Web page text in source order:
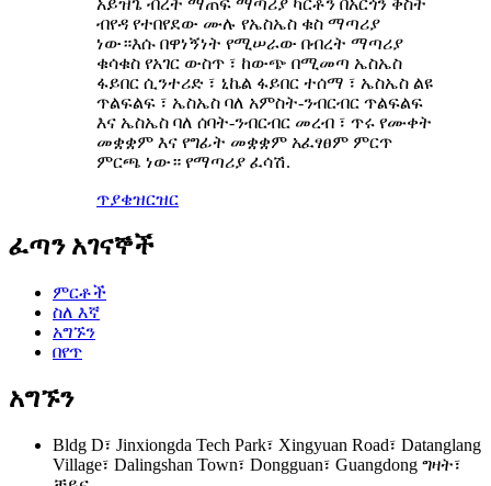
አይዝጌ ብረት ማጠፍ ማጣሪያ ካርቶን በአርጎን ቅስት
ብየዳ የተበየደው ሙሉ የኤስኤስ ቁስ ማጣሪያ
ነው።እሱ በዋነኝነት የሚሠራው በብረት ማጣሪያ
ቁሳቁስ የአገር ውስጥ ፣ ከውጭ በሚመጣ ኤስኤስ
ፋይበር ሲንተሪድ ፣ ኒኬል ፋይበር ተሰማ ፣ ኤስኤስ ልዩ
ጥልፍልፍ ፣ ኤስኤስ ባለ አምስት-ንብርብር ጥልፍልፍ
እና ኤስኤስ ባለ ሰባት-ንብርብር መረብ ፣ ጥሩ የሙቀት
መቋቋም እና የግፊት መቋቋም አፈፃፀም ምርጥ
ምርጫ ነው። የማጣሪያ ፈሳሽ.
ጥያቄዝርዝር
ፈጣን አገናኞች
ምርቶች
ስለ እኛ
አግኙን
በየጥ
አግኙን
Bldg D፣ Jinxiongda Tech Park፣ Xingyuan Road፣ Datanglang
Village፣ Dalingshan Town፣ Dongguan፣ Guangdong ግዛት፣